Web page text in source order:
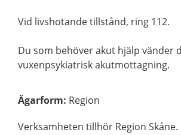
Vid livshotande tillstånd, ring 112.
Du som behöver akut hjälp vänder
vuxenpsykiatrisk akutmottagning.
Ägarform: Region
Verksamheten tillhör Region Skåne.